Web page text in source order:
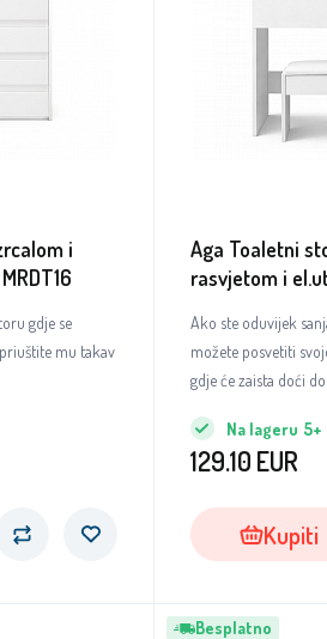
i
gdje se
mu takav
Aga Toaletni
rasvjetom i
Ako ste oduvijek
možete posvetiti
gdje će zaista doći
Na lageru 5+
129.10 EUR
Kupiti
Besplatno